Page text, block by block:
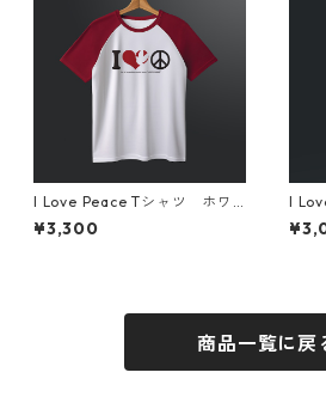
I Love Peace Tシャツ ホワ
イト×レッド
¥3,300
I
商品一覧に戻